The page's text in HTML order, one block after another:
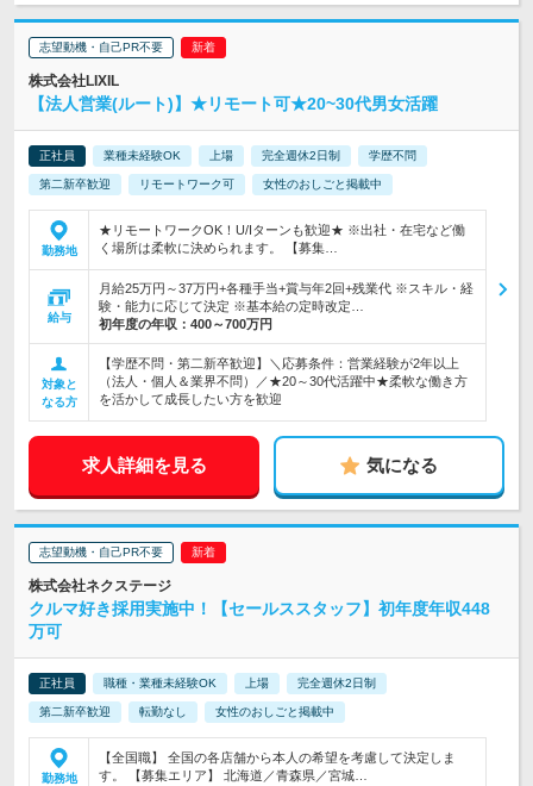
志望動機・自己PR不要
株式会社LIXIL
【法人営業(ルート)】★リモート可★20~30代男女活躍
正社員 業種未経験OK 上場 完全週休2日制 学歴不問
第二新卒歓迎 リモートワーク可 女性のおしごと掲載中
勤務地
★リモートワークOK！U/Iターンも歓迎★ ※出社・在宅など働
く場所は柔軟に決められます。 【募集…
給与
月給25万円～37万円+各種手当+賞与年2回+残業代 ※スキル・経
験・能力に応じて決定 ※基本給の定時改定…
初年度の年収： 400～700万円
対象と
なる方
【学歴不問・第二新卒歓迎】＼応募条件：営業経験が2年以上
（法人・個人＆業界不問）／★20～30代活躍中★柔軟な働き方
を活かして成長したい方を歓迎
求人詳細を見る 気になる
志望動機・自己PR不要
株式会社ネクステージ
クルマ好き採用実施中！【セールススタッフ】初年度年収448
万可
正社員 職種・業種未経験OK 上場 完全週休2日制
第二新卒歓迎 転勤なし 女性のおしごと掲載中
勤務地
【全国職】 全国の各店舗から本人の希望を考慮して決定しま
す。 【募集エリア】 北海道／青森県／宮城…